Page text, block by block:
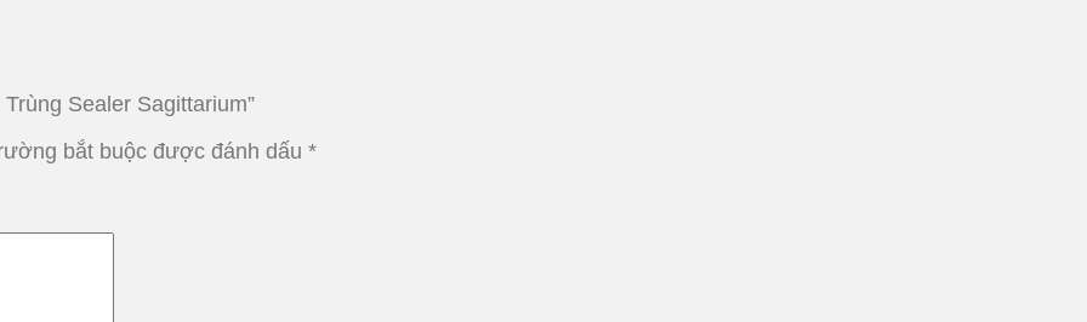
Sealer Sagittarium”
bắt buộc được đánh dấu *